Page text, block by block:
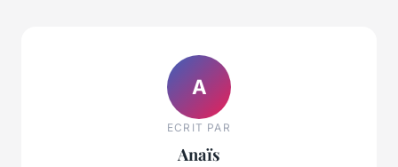
A
ECRIT PAR
Anaïs